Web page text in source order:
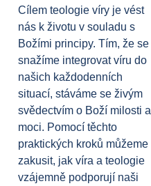
Cílem teologie víry je vést
nás k životu v souladu s
Božími principy. Tím, že se
snažíme integrovat víru do
našich každodenních
situací, stáváme se živým
svědectvím o Boží milosti a
moci. Pomocí těchto
praktických kroků můžeme
zakusit, jak víra a teologie
vzájemně podporují naši